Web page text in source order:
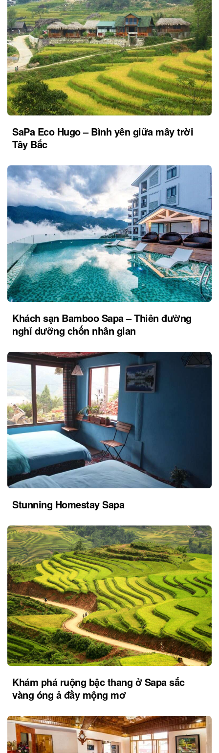
SaPa Eco Hugo – Bình yên giữa mây trời
Tây Bắc
Khách sạn Bamboo Sapa – Thiên đường
nghỉ dưỡng chốn nhân gian
Stunning Homestay Sapa
Khám phá ruộng bậc thang ở Sapa sắc
vàng óng ả đầy mộng mơ